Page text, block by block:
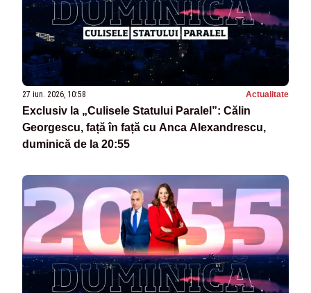
27 iun. 2026, 10:58 Actualitate
Exclusiv la „Culisele Statului Paralel”: Călin
Georgescu, față în față cu Anca Alexandrescu,
duminică de la 20:55